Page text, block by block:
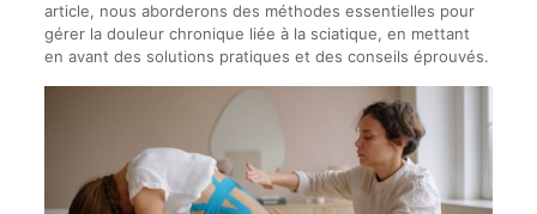
article, nous aborderons des méthodes essentielles pour
gérer la douleur chronique liée à la sciatique, en mettant
en avant des solutions pratiques et des conseils éprouvés.